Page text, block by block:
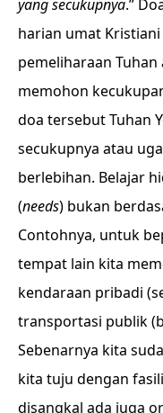
yang secukupnya.”
harian umat
pemeliharaan
memohon
doa tersebut Tuhan
secukupnya atau
berlebihan. Belajar
(needs) bukan
Contohnya, untuk
tempat lain kita
kendaraan pribadi
transportasi publik
Sebenarnya kita
kita tuju dengan
disangkal ada juga